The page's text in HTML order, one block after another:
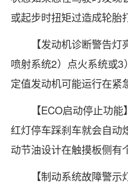
或起步时扭矩过造成轮胎
【发动机诊断警告
喷射系统2）点火系统或
定值发动机可能运行在紧
【ECO启动停止功
红灯停车踩刹车就会自动
动节油设计在触摸板侧有
【制动系统故障警